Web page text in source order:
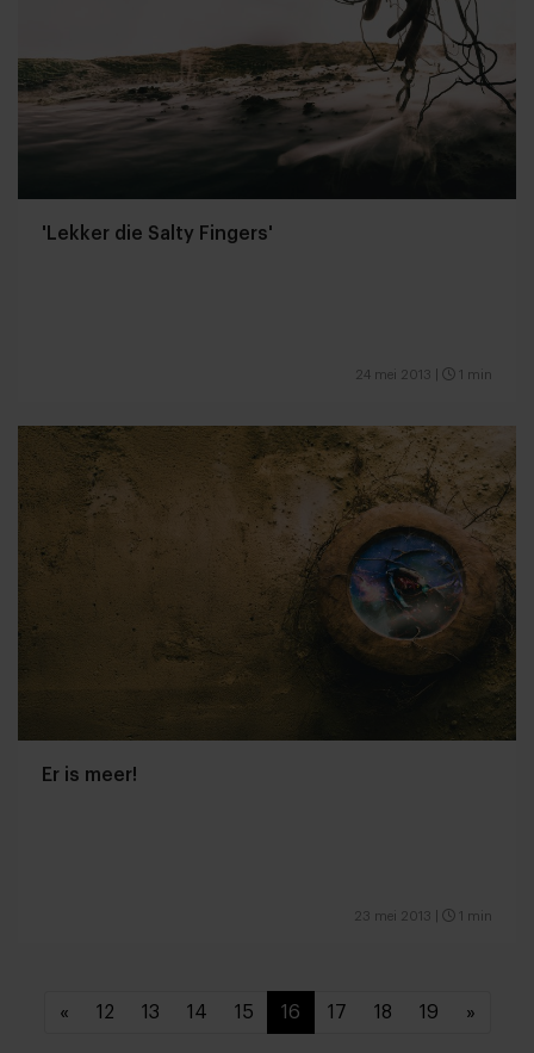
'Lekker die Salty Fingers'
24 mei 2013 1 min
Er is meer!
23 mei 2013 1 min
« 12 13 14 15 16 17 18 19 »